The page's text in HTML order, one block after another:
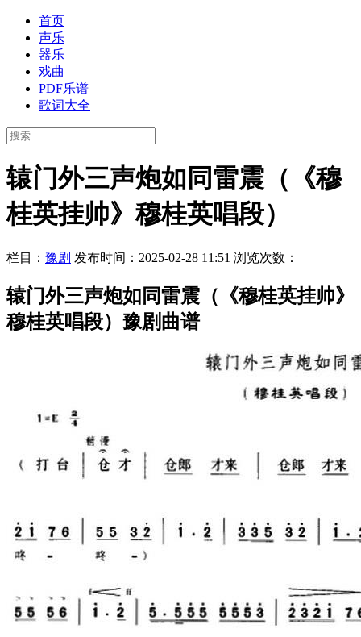
首页
声乐
器乐
戏曲
PDF乐谱
歌词大全
辕门外三声炮如同雷震（《穆
桂英挂帅》穆桂英唱段）
栏目： 豫剧 发布时间：2025-02-28 11:51 浏览次数：
辕门外三声炮如同雷震（《穆桂英挂帅》
穆桂英唱段）豫剧曲谱